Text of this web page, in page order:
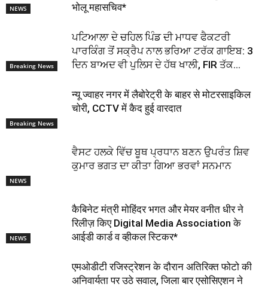
NEWS
भोलू महासचिव*
Breaking News
ਪਟਿਆਲਾ ਦੇ ਚਹਿਲ ਪਿੰਡ ਦੀ ਮਾਧਵ ਫੈਕਟਰੀ
ਪਾਰਕਿੰਗ ਤੋਂ ਸਕ੍ਰੈਪ ਨਾਲ ਭਰਿਆ ਟਰੱਕ ਗਾਇਬ: 3
ਦਿਨ ਬਾਅਦ ਵੀ ਪੁਲਿਸ ਦੇ ਹੱਥ ਖਾਲੀ, FIR ਤੱਕ...
Breaking News
न्यू ज्वाहर नगर में लैबोरेट्री के बाहर से मोटरसाइकिल
चोरी, CCTV में कैद हुई वारदात
NEWS
ਵੈਸਟ ਹਲਕੇ ਵਿੱਚ ਬੂਥ ਪ੍ਰਧਾਨ ਬਣਨ ਉਪਰੰਤ ਸ਼ਿਵ
ਕੁਮਾਰ ਭਗਤ ਦਾ ਕੀਤਾ ਗਿਆ ਭਰਵਾਂ ਸਨਮਾਨ
NEWS
कैबिनेट मंत्री मोहिंदर भगत और मेयर वनीत धीर ने
रिलीज़ किए Digital Media Association के
आईडी कार्ड व व्हीकल स्टिकर*
एमओडीटी रजिस्ट्रेशन के दौरान अतिरिक्त फोटो की
अनिवार्यता पर उठे सवाल, जिला बार एसोसिएशन ने